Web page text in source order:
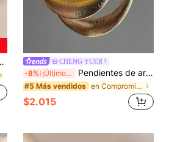
CHENG YUER
-8% ¡Últimos 3 días Pendientes de aro redondo simples de cobre vintage, adecuados para pendientes de moda de mujer, pendientes de estilo bohemio
#5 Más vendidos en Compromiso Pendientes De Mujer
$2.015